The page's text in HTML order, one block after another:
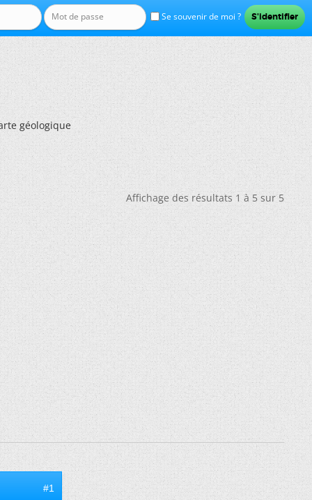
Se souvenir de moi ?
géologique
Affichage des résultats 1 à 5 sur 5
#1